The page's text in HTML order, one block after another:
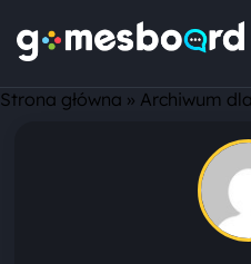
Strona główna » Archiwum